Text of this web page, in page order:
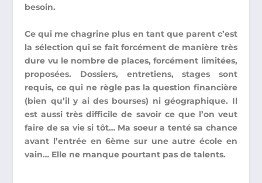
besoin.
Ce qui me chagrine plus en tant que parent c’est
la sélection qui se fait forcément de manière très
dure vu le nombre de places, forcément limitées,
proposées. Dossiers, entretiens, stages sont
requis, ce qui ne règle pas la question financière
(bien qu’il y ai des bourses) ni géographique. Il
est aussi très difficile de savoir ce que l’on veut
faire de sa vie si tôt… Ma soeur a tenté sa chance
avant l’entrée en 6ème sur une autre école en
vain… Elle ne manque pourtant pas de talents.